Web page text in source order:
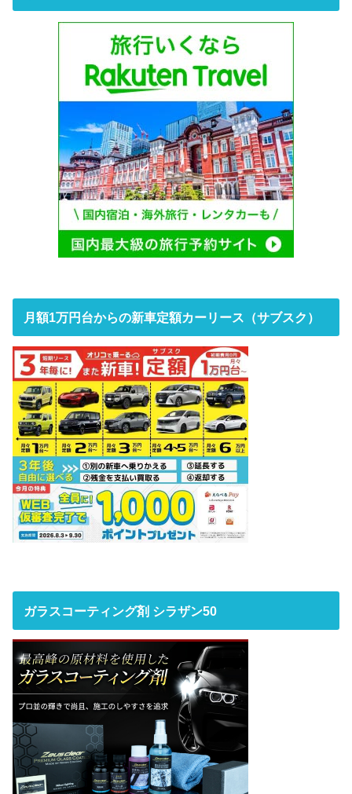
月額1万円台からの新車定額カーリース（サブスク）
ガラスコーティング剤 シラザン50